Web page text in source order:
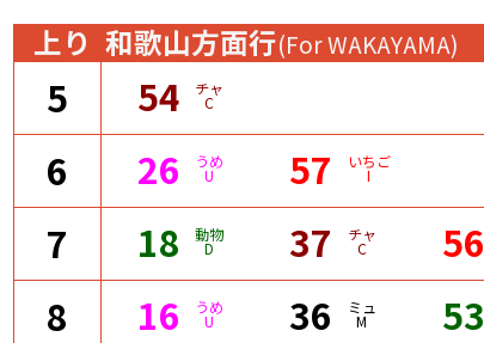
上り 和歌山方面行(For WAKAYAMA)
5 54 チャ
C
6 26 うめ
U 57 いちご
I
7 18 動物
D 37 チャ
C 56
8 16 うめ
U 36 ミュ
M 53